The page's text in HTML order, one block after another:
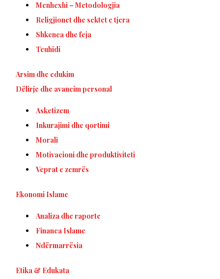
Menhexhi – Metodologjia
Religjionet dhe sektet e tjera
Shkenca dhe feja
Teuhidi
Arsim dhe edukim
Dëlirje dhe avancim personal
Asketizem
Inkurajimi dhe qortimi
Morali
Motivacioni dhe produktiviteti
Veprat e zemrës
Ekonomi Islame
Analiza dhe raporte
Financa Islame
Ndërmarrësia
Etika & Edukata